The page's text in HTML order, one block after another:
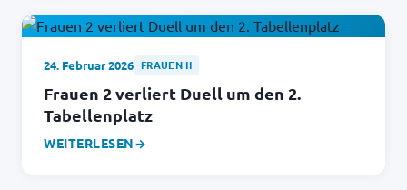
24. Februar 2026 FRAUEN II
Frauen 2 verliert Duell um den 2.
Tabellenplatz
WEITERLESEN→